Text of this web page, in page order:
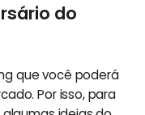
do
que você poderá
Por isso, para